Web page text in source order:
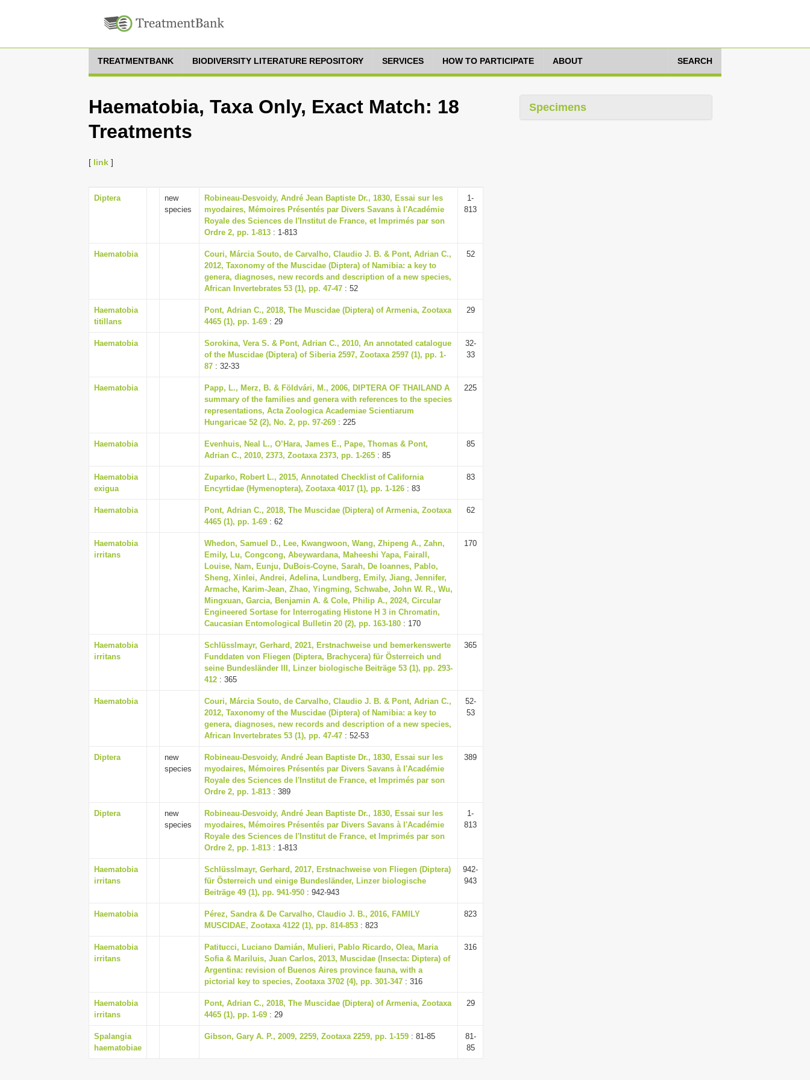
TREATMENTBANK BIODIVERSITY LITERATURE REPOSITORY SERVICES HOW TO PARTICIPATE ABOUT SEARCH
Haematobia, Taxa Only, Exact Match: 18
Treatments
[ link ]
Diptera
new
species
Robineau-Desvoidy, André Jean Baptiste Dr., 1830, Essai sur les
myodaires, Mémoires Présentés par Divers Savans à l'Académie
Royale des Sciences de l'Institut de France, et Imprimés par son
Ordre 2, pp. 1-813 : 1-813
1-
813
Haematobia
Couri, Márcia Souto, de Carvalho, Claudio J. B. & Pont, Adrian C.,
2012, Taxonomy of the Muscidae (Diptera) of Namibia: a key to
genera, diagnoses, new records and description of a new species,
African Invertebrates 53 (1), pp. 47-47 : 52
52
Haematobia
titillans
Pont, Adrian C., 2018, The Muscidae (Diptera) of Armenia, Zootaxa
4465 (1), pp. 1-69 : 29
29
Haematobia
Sorokina, Vera S. & Pont, Adrian C., 2010, An annotated catalogue
of the Muscidae (Diptera) of Siberia 2597, Zootaxa 2597 (1), pp. 1-
87 : 32-33
32-
33
Haematobia
Papp, L., Merz, B. & Földvári, M., 2006, DIPTERA OF THAILAND A
summary of the families and genera with references to the species
representations, Acta Zoologica Academiae Scientiarum
Hungaricae 52 (2), No. 2, pp. 97-269 : 225
225
Haematobia
Evenhuis, Neal L., O’Hara, James E., Pape, Thomas & Pont,
Adrian C., 2010, 2373, Zootaxa 2373, pp. 1-265 : 85
85
Haematobia
exigua
Zuparko, Robert L., 2015, Annotated Checklist of California
Encyrtidae (Hymenoptera), Zootaxa 4017 (1), pp. 1-126 : 83
83
Haematobia
Pont, Adrian C., 2018, The Muscidae (Diptera) of Armenia, Zootaxa
4465 (1), pp. 1-69 : 62
62
Haematobia
irritans
Whedon, Samuel D., Lee, Kwangwoon, Wang, Zhipeng A., Zahn,
Emily, Lu, Congcong, Abeywardana, Maheeshi Yapa, Fairall,
Louise, Nam, Eunju, DuBois-Coyne, Sarah, De Ioannes, Pablo,
Sheng, Xinlei, Andrei, Adelina, Lundberg, Emily, Jiang, Jennifer,
Armache, Karim-Jean, Zhao, Yingming, Schwabe, John W. R., Wu,
Mingxuan, Garcia, Benjamin A. & Cole, Philip A., 2024, Circular
Engineered Sortase for Interrogating Histone H 3 in Chromatin,
Caucasian Entomological Bulletin 20 (2), pp. 163-180 : 170
170
Haematobia
irritans
Schlüsslmayr, Gerhard, 2021, Erstnachweise und bemerkenswerte
Funddaten von Fliegen (Diptera, Brachycera) für Österreich und
seine Bundesländer III, Linzer biologische Beiträge 53 (1), pp. 293-
412 : 365
365
Haematobia
Couri, Márcia Souto, de Carvalho, Claudio J. B. & Pont, Adrian C.,
2012, Taxonomy of the Muscidae (Diptera) of Namibia: a key to
genera, diagnoses, new records and description of a new species,
African Invertebrates 53 (1), pp. 47-47 : 52-53
52-
53
Diptera
new
species
Robineau-Desvoidy, André Jean Baptiste Dr., 1830, Essai sur les
myodaires, Mémoires Présentés par Divers Savans à l'Académie
Royale des Sciences de l'Institut de France, et Imprimés par son
Ordre 2, pp. 1-813 : 389
389
Diptera
new
species
Robineau-Desvoidy, André Jean Baptiste Dr., 1830, Essai sur les
myodaires, Mémoires Présentés par Divers Savans à l'Académie
Royale des Sciences de l'Institut de France, et Imprimés par son
Ordre 2, pp. 1-813 : 1-813
1-
813
Haematobia
irritans
Schlüsslmayr, Gerhard, 2017, Erstnachweise von Fliegen (Diptera)
für Österreich und einige Bundesländer, Linzer biologische
Beiträge 49 (1), pp. 941-950 : 942-943
942-
943
Haematobia
Pérez, Sandra & De Carvalho, Claudio J. B., 2016, FAMILY
MUSCIDAE, Zootaxa 4122 (1), pp. 814-853 : 823
823
Haematobia
irritans
Patitucci, Luciano Damián, Mulieri, Pablo Ricardo, Olea, Maria
Sofia & Mariluis, Juan Carlos, 2013, Muscidae (Insecta: Diptera) of
Argentina: revision of Buenos Aires province fauna, with a
pictorial key to species, Zootaxa 3702 (4), pp. 301-347 : 316
316
Haematobia
irritans
Pont, Adrian C., 2018, The Muscidae (Diptera) of Armenia, Zootaxa
4465 (1), pp. 1-69 : 29
29
Spalangia
haematobiae
Gibson, Gary A. P., 2009, 2259, Zootaxa 2259, pp. 1-159 : 81-85
81-
85
Specimens